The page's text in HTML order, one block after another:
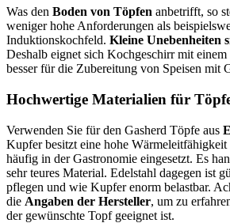
Was den Boden von Töpfen anbetrifft, so
weniger hohe Anforderungen als
Induktionskochfeld. Kleine Unebenheiten
Deshalb eignet sich Kochgeschirr mit einem
besser für die Zubereitung von Speisen mit
Hochwertige Materialien für
Verwenden Sie für den Gasherd Töpfe aus
Kupfer besitzt eine hohe
häufig in der Gastronomie eingesetzt. Es
sehr teures Material. Edelstahl dagegen ist
pflegen und wie Kupfer enorm belastbar.
die Angaben der Hersteller, um zu
der gewünschte Topf geeignet ist.